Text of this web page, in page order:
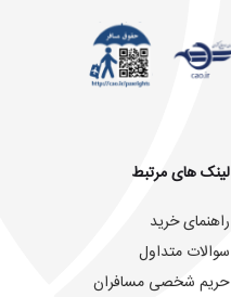
لینک های مرتبط
راهنمای خرید
سوالات متداول
حریم شخصی مسافران